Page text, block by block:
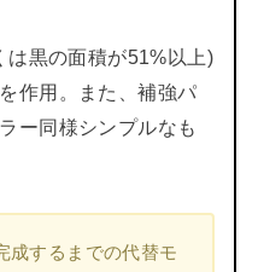
は黒の面積が51%以上)
作用。また、補強パ
ー同様シンプルなも
成するまでの代替モ